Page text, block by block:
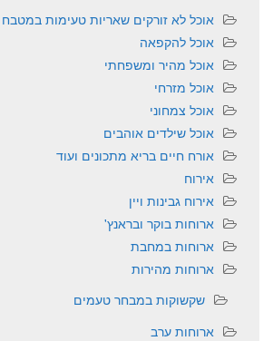
אוכל לא זורקים שאריות טעימות
אוכל להקפאה
אוכל מהיר ומשפחתי
אוכל מזרחי
אוכל צמחוני
אוכל שילדים אוהבים
אורח חיים בריא מתכונים ועוד
אירוח
אירוח גבינות ויין
ארוחות בוקר ובראנץ'
ארוחות במחבת
ארוחות מהירות
שקשוקות במבחר טעמים
ארוחות ערב